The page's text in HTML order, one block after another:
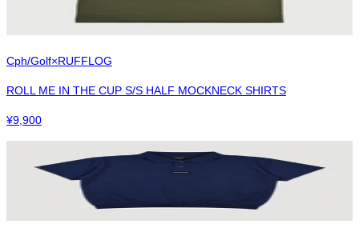
Cph/Golf×RUFFLOG
ROLL ME IN THE CUP S/S HALF MOCKNECK SHIRTS
¥9,900